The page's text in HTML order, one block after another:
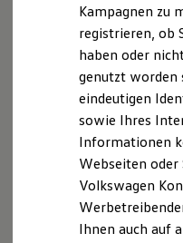
Elektrisch & Autonom
Elektro - &
Unser Ansatz
Reichweite &
Wallbox
Förderung &
Ausstattungen können
deutschen
teilweise
Mehrpreis.
Bitte beachten Sie
Übersicht der aktuell
sich nicht auf ein
des Angebots,
zwischen den
Zusatzausstattungen
Kampagnen zu
registrieren, ob
haben oder
genutzt worden
eindeutigen
sowie Ihres
Informationen
Webseiten oder
Volkswagen
Ihnen auch auf